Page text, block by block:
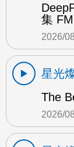
集
2026/
星光
The
2026/